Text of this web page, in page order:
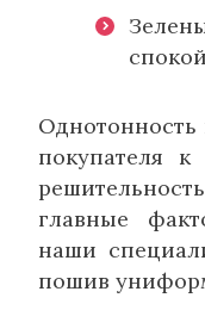
Однотонность
покупателя
главные
наши
пошив